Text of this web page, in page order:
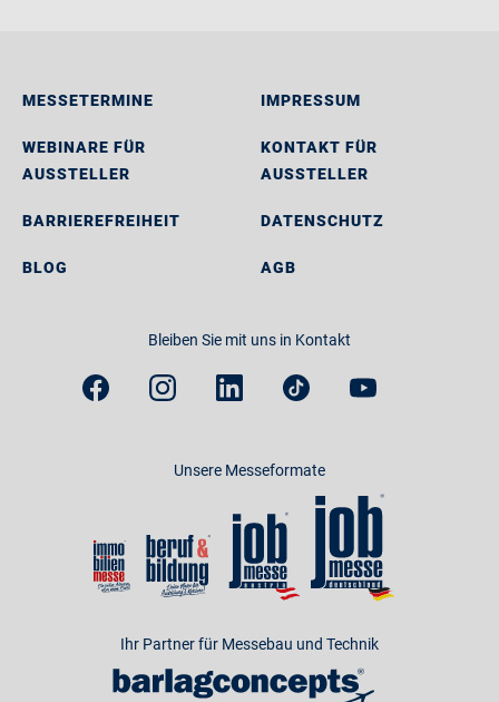
MESSETERMINE
WEBINARE FÜR
AUSSTELLER
BARRIEREFREIHEIT
BLOG
IMPRESSUM
KONTAKT FÜR
AUSSTELLER
DATENSCHUTZ
AGB
Bleiben Sie mit uns in Kontakt
Unsere Messeformate
Ihr Partner für Messebau und Technik